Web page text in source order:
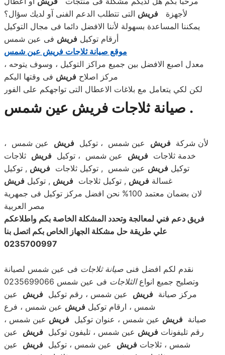
لأجهزة فريش التى تتطلب الدعم الفنى آو لديك سؤال؟
يمكننا المساعدة بسهولة لأننا الافضل دائما فى مجال التوكيل
أرقام توكيل فريش فى عين شمس
موقع صيانة ثلاجات فريش عين شمس
معدل اصبع الافضل بين جميع مراكز التوكيل ، وسوف يتوحه ،
مركز اصلاح فريش فى وقتها اليكم
لكن لكي يتعامل مع بلاغات الاعطال التى تواجهكم على الفور
صيانة ثلاجات فريش عين شمس .
لأن شركة فريش عين شمس ، توكيل فريش عين شمس ،
خدمة ثلاجات فريش عين شمس ، توكيل فريش ثلاجات
توكيل فريش عين شمس , توكيل ثلاجات فريش , توكيل
غسالة فريش , توكيل ثلاجات فريش , توكيل فريش
لان بضمان معتمد 100% نحن افضل مركز توكيل فى جمهرية
مصر العربية
فريق دعم فني لمعالجة وتحدد المشكلة الخاصة بكم واطلاعكم
علي طريقة حل مشكلة الجهاز الخاص بكم اتصل بنا
0235700997
نقدم لكم افضل فنى صيانة ثلاجات فى عين شمس لصيانة
وتصليح جميع انواعالثلاجات فى عين شمس 0235699066
مركز صيانة فريش عين شمس ، رقم توكيل فريش عين
شمس ، ارقام توكيل فريش عين شمس ، فرع
صيانة فريش عين شمس ، عنوان توكيل فريش عين شمس ،
رقم تليفونات فريش عين شمس ، تليفون توكيل فريش عين
شمس ، ثلاجات فريش عين شمس ، توكيل فريش عين